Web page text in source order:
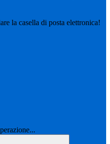
la casella di posta elettronica!